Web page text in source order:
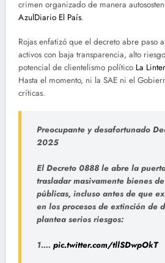
crimen organizado de manera
AzulDiario El País.
Rojas enfatizó que el decreto abre paso
activos con baja transparencia, alto
potencial de clientelismo político La
Hasta el momento, ni la SAE ni el
críticas.
Preocupante y desafortunado
2025
El Decreto 0888 le abre la
trasladar masivamente bienes
públicas, incluso antes de que
en los procesos de extinción de
plantea serios riesgos:
1.… pic.twitter.com/tllSDwpOkT